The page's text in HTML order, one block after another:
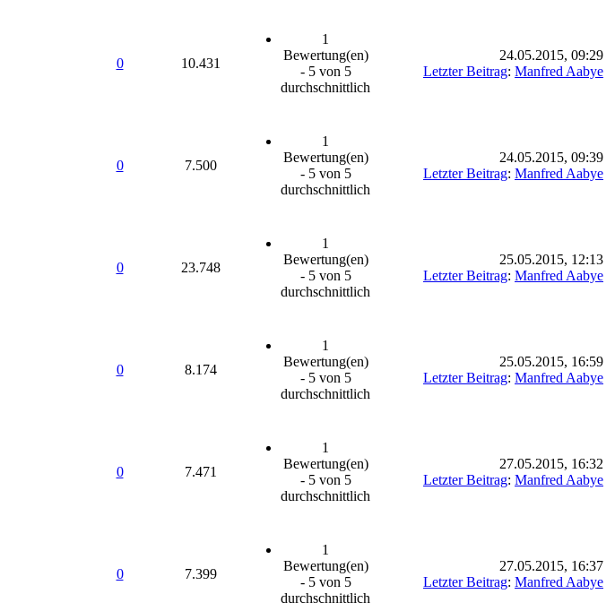
0 10.431
1
Bewertung(en)
- 5 von 5
durchschnittlich
24.05.2015, 09:29
Letzter Beitrag: Manfred Aabye
0 7.500
1
Bewertung(en)
- 5 von 5
durchschnittlich
24.05.2015, 09:39
Letzter Beitrag: Manfred Aabye
0 23.748
1
Bewertung(en)
- 5 von 5
durchschnittlich
25.05.2015, 12:13
Letzter Beitrag: Manfred Aabye
0 8.174
1
Bewertung(en)
- 5 von 5
durchschnittlich
25.05.2015, 16:59
Letzter Beitrag: Manfred Aabye
0 7.471
1
Bewertung(en)
- 5 von 5
durchschnittlich
27.05.2015, 16:32
Letzter Beitrag: Manfred Aabye
0 7.399
1
Bewertung(en)
- 5 von 5
durchschnittlich
27.05.2015, 16:37
Letzter Beitrag: Manfred Aabye